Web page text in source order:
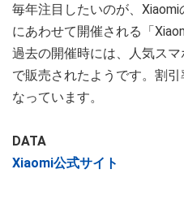
毎年注目したいのが、
にあわせて開催される「
過去の開催時には、人気ス
で販売されたようです。割
なっています。
DATA
Xiaomi公式サイト